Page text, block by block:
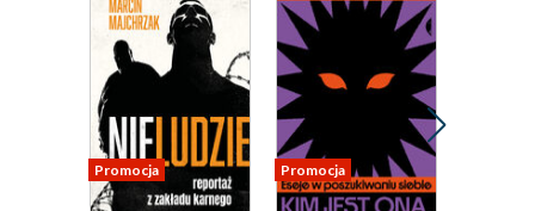
Promocja Promocja